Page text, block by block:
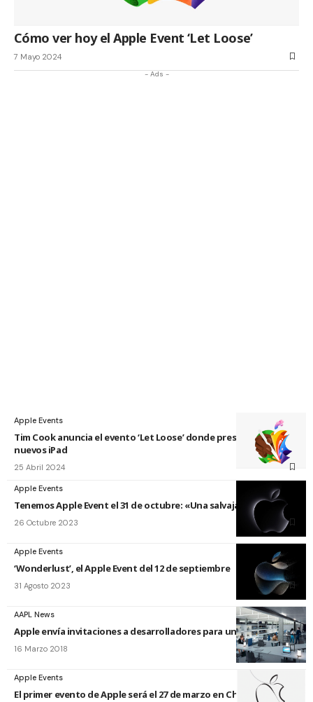
Cómo ver hoy el Apple Event ‘Let Loose’
7 Mayo 2024
- Ads -
Apple Events
Tim Cook anuncia el evento ‘Let Loose’ donde presentaría
nuevos iPad
25 Abril 2024
Apple Events
Tenemos Apple Event el 31 de octubre: «Una salvajada»
26 Octubre 2023
Apple Events
‘Wonderlust’, el Apple Event del 12 de septiembre
31 Agosto 2023
AAPL News
Apple envía invitaciones a desarrolladores para un taller en París
16 Marzo 2018
Apple Events
El primer evento de Apple será el 27 de marzo en Chicago